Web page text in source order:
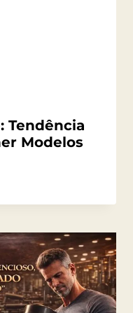
Tendência
Modelos